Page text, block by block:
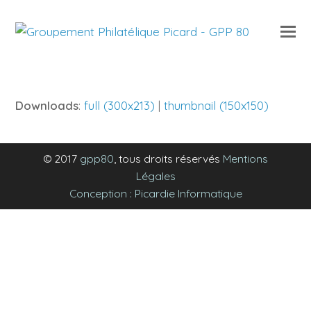
Downloads:full (300x213) |thumbnail (150x150)
© 2017 gpp80, tous droits réservés Mentions
Légales
Conception : Picardie Informatique